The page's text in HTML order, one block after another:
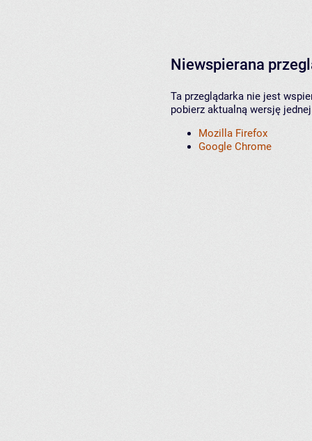
Niewspierana
Ta przeglądarka nie jest
pobierz aktualną wersję
Mozilla Firefox
Google Chrome